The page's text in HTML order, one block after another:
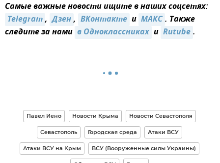
Самые важные новости ищите в наших соцсетях:
Telegram, Дзен, ВКонтакте и MAКС. Также
следите за нами в Одноклассниках и Rutube.
Павел Иено Новости Крыма Новости Севастополя
Севастополь Городская среда Атаки ВСУ
Атаки ВСУ на Крым ВСУ (Вооруженные силы Украины)